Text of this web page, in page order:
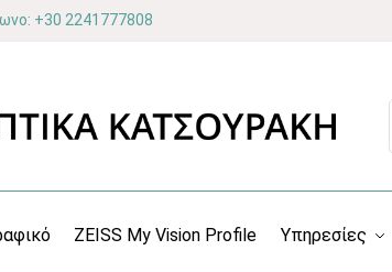
+30 2241777808
ZEISS My Vision Profile Υπηρεσίες